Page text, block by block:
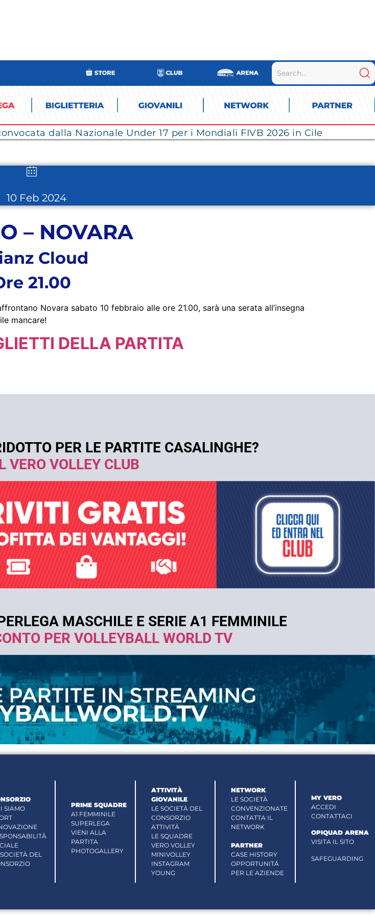
dalla Nazionale Under 17 per i Mondiali FIVB 2026 in Cile
10 Feb 2024
– NOVARA
Cloud
21.00
Novara sabato 10 febbraio alle ore 21.00, sarà una serata all’insegna
mancare!
DELLA PARTITA
PER LE PARTITE CASALINGHE?
VERO VOLLEY CLUB
MASCHILE E SERIE A1 FEMMINILE
PER VOLLEYBALL WORLD TV
SIAMO
DEL
PRIME SQUADRE
A1 FEMMINILE
SUPERLEGA
VIENI ALLA
PARTITA
PHOTOGALLERY
ATTIVITÀ
GIOVANILE
LE SOCIETÀ DEL
CONSORZIO
ATTIVITÀ
LE SQUADRE
VERO VOLLEY
MINIVOLLEY
INSTAGRAM
YOUNG
NETWORK
LE SOCIETÀ
CONVENZIONATE
CONTATTA IL
NETWORK
PARTNER
CASE HISTORY
OPPORTUNITÁ
PER LE AZIENDE
MY VERO
ACCEDI
CONTATTACI
OPIQUAD ARENA
VISITA IL SITO
SAFEGUARDING